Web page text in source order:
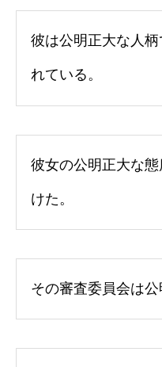
彼は公明正大な人
れている。
彼女の公明正大な
けた。
その審査委員会は公